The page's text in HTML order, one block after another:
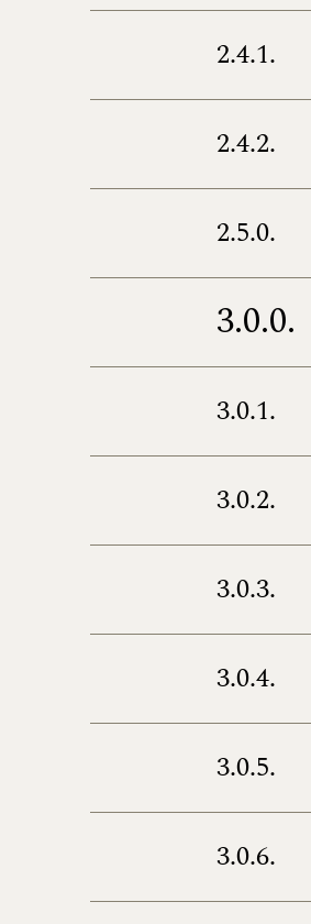
2.4.1.
2.4.2.
2.5.0.
3.0.0.
3.0.1.
3.0.2.
3.0.3.
3.0.4.
3.0.5.
3.0.6.